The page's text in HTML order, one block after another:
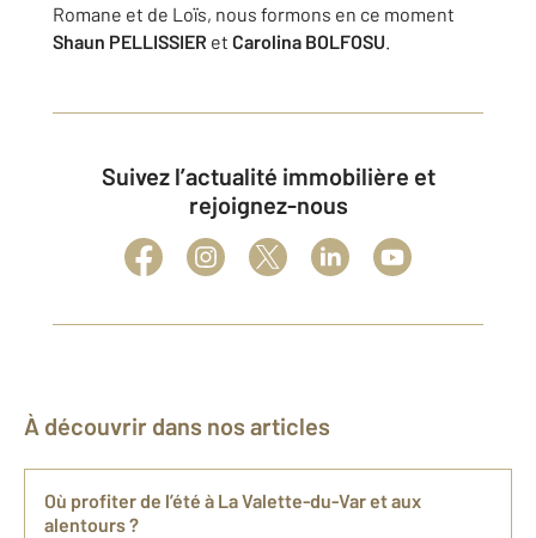
Romane et de Loïs, nous formons en ce moment
Shaun PELLISSIER et Carolina BOLFOSU.
Suivez l’actualité immobilière et
rejoignez-nous
À découvrir dans nos articles
Où profiter de l’été à La Valette-du-Var et aux
alentours ?